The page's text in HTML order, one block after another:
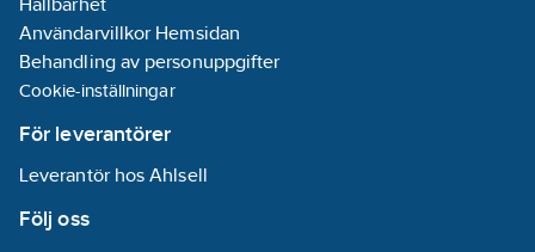
Användarvillkor Hemsidan
Behandling av personuppgifter
Cookie-inställningar
För leverantörer
Leverantör hos Ahlsell
Följ oss